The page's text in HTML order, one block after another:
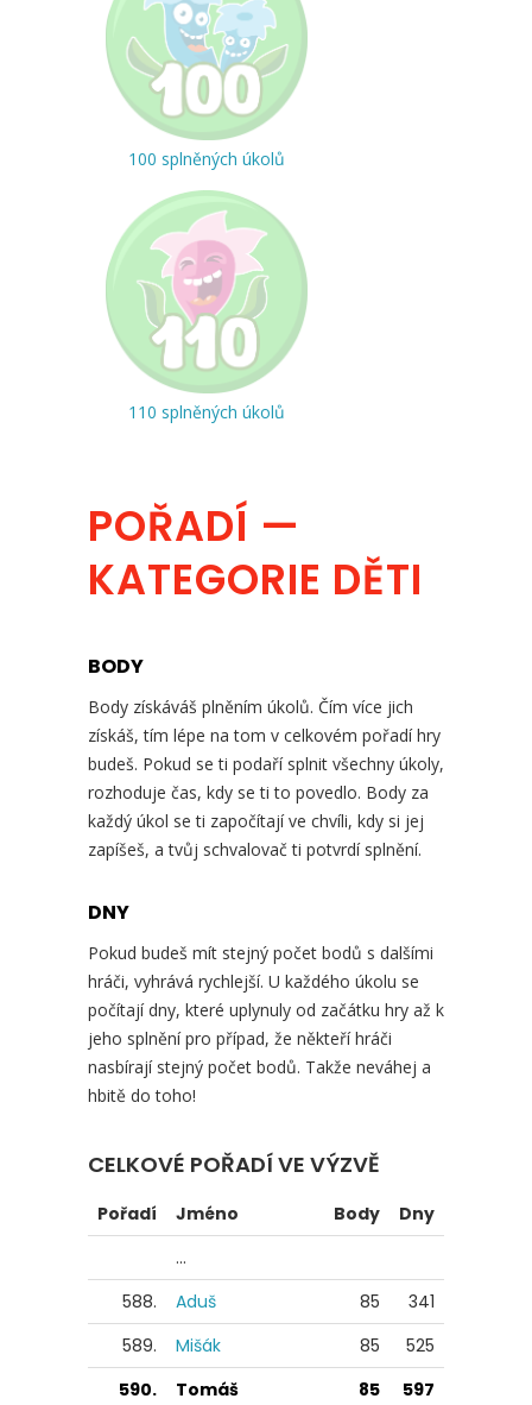
100 splněných úkolů
110 splněných úkolů
POŘADÍ —
KATEGORIE DĚTI
BODY
Body získáváš plněním úkolů. Čím více jich
získáš, tím lépe na tom v celkovém pořadí hry
budeš. Pokud se ti podaří splnit všechny úkoly,
rozhoduje čas, kdy se ti to povedlo. Body za
každý úkol se ti započítají ve chvíli, kdy si jej
zapíšeš, a tvůj schvalovač ti potvrdí splnění.
DNY
Pokud budeš mít stejný počet bodů s dalšími
hráči, vyhrává rychlejší. U každého úkolu se
počítají dny, které uplynuly od začátku hry až k
jeho splnění pro případ, že někteří hráči
nasbírají stejný počet bodů. Takže neváhej a
hbitě do toho!
CELKOVÉ POŘADÍ VE VÝZVĚ
Pořadí Jméno Body
Dny
...
588.
Aduš 85
341
589.
Mišák 85
525
590.
Tomáš 85 597